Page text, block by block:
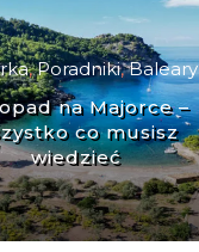
,Poradniki,Baleary
na Majorce –
co musisz
wiedzieć